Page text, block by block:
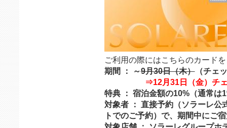
ご利用の際にはこちらのカード
期間 ： ～9月30日（木）（チェ
⇒12月31日（金）チ
特典 ： 宿泊金額の10%（通常は
対象者 ： 直接予約（ソラーレ公
トでのご予約）で、期間中にご